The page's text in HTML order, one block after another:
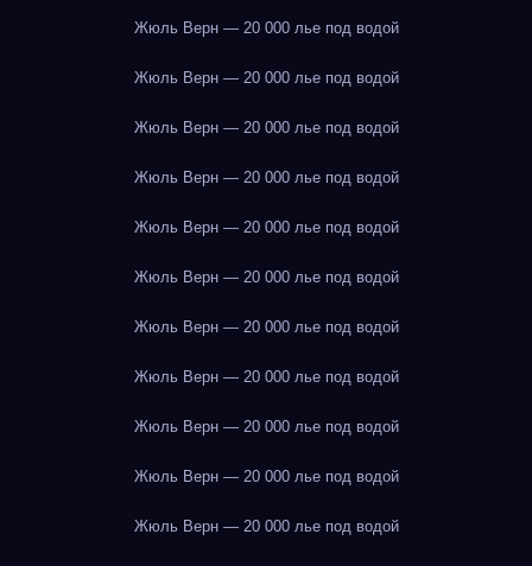
Жюль Верн — 20 000 лье под водой
Жюль Верн — 20 000 лье под водой
Жюль Верн — 20 000 лье под водой
Жюль Верн — 20 000 лье под водой
Жюль Верн — 20 000 лье под водой
Жюль Верн — 20 000 лье под водой
Жюль Верн — 20 000 лье под водой
Жюль Верн — 20 000 лье под водой
Жюль Верн — 20 000 лье под водой
Жюль Верн — 20 000 лье под водой
Жюль Верн — 20 000 лье под водой